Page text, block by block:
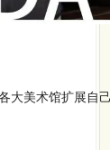
大美术馆扩展自